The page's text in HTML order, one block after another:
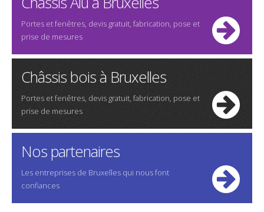
Portes et fenêtres, devis gratuit, fabrication, pose et
prise de mesures
Châssis bois à Bruxelles
Portes et fenêtres, devis gratuit, fabrication, pose et
prise de mesures
Nos partenaires
Les entreprises de Bruxelles qui nous font
confiances